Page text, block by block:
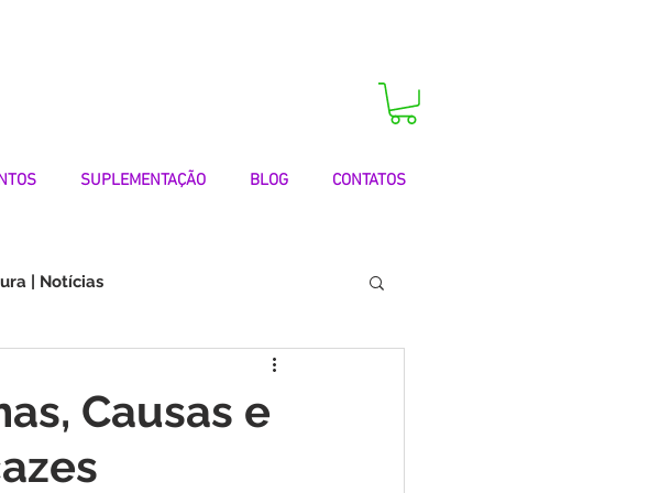
SUPLEMENTAÇÃO BLOG CONTATOS
| Notícias
Autoimunes | Testemunhos
Causas e